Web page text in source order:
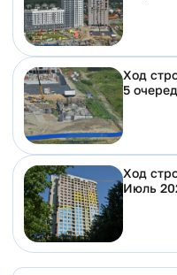
Ход
5
Ход
Июль